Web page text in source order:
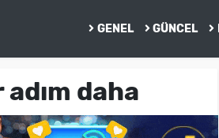
GENEL GÜNCEL
daha